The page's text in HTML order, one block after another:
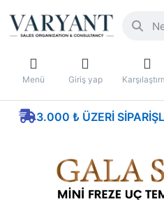
Menü Giriş yap
3.000 ₺ ÜZERI